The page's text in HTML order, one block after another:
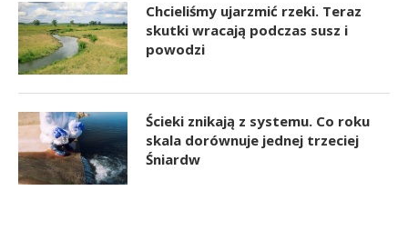
Chcieliśmy ujarzmić rzeki. Teraz
skutki wracają podczas susz i
powodzi
Ścieki znikają z systemu. Co roku
skala dorównuje jednej trzeciej
Śniardw